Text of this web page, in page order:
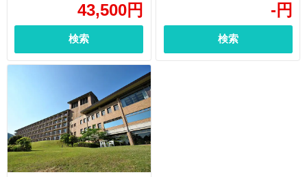
43,500円
検索
- 円
検索